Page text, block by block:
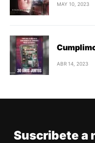
MAY 10, 2023
ABR 14, 2023
Suscribete a